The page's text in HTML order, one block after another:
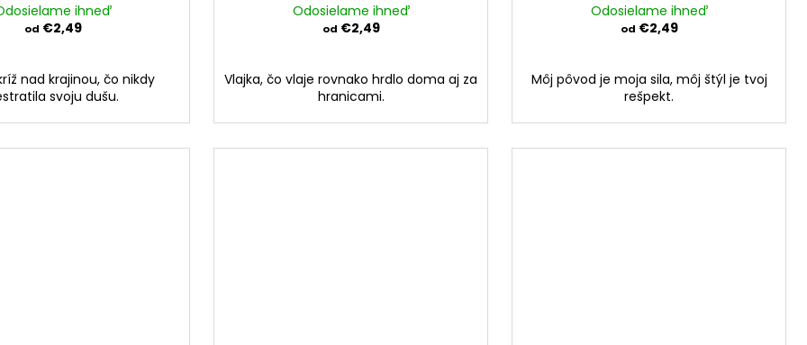
ihneď
od €2,49
nad krajinou, čo nikdy
svoju dušu.
Odosielame ihneď
od €2,49
Vlajka, čo vlaje rovnako hrdlo doma aj za
hranicami.
Odosielame ihneď
od €2,49
Môj pôvod je moja sila, môj štýl je tvoj
rešpekt.